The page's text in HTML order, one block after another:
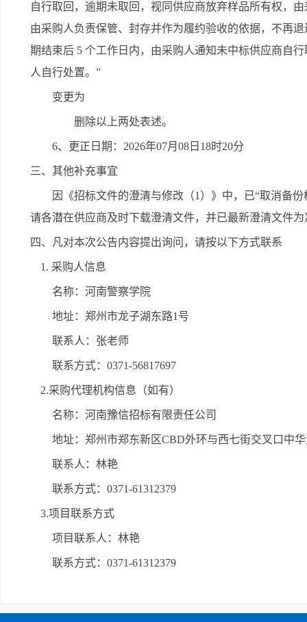
自行取回，逾期未取回，视同供应商放弃样品所有权，
由采购人负责保管、封存并作为履约验收的依据，不再
期结束后 5 个工作日内，由采购人通知未中标供应商自
人自行处置。”
变更为
删除以上两处表述。
6、更正日期：2026年07月08日18时20分
三、其他补充事宜
因《招标文件的澄清与修改（1）》中，已“取消备
请各潜在供应商及时下载澄清文件，并已最新澄清文件为
四、凡对本次公告内容提出询问，请按以下方式联系
1. 采购人信息
名称：河南警察学院
地址：郑州市龙子湖东路1号
联系人：张老师
联系方式：0371-56817697
2.采购代理机构信息（如有）
名称：河南豫信招标有限责任公司
地址：郑州市郑东新区CBD外环与西七街交叉口中
联系人：林艳
联系方式：0371-61312379
3.项目联系方式
项目联系人：林艳
联系方式：0371-61312379